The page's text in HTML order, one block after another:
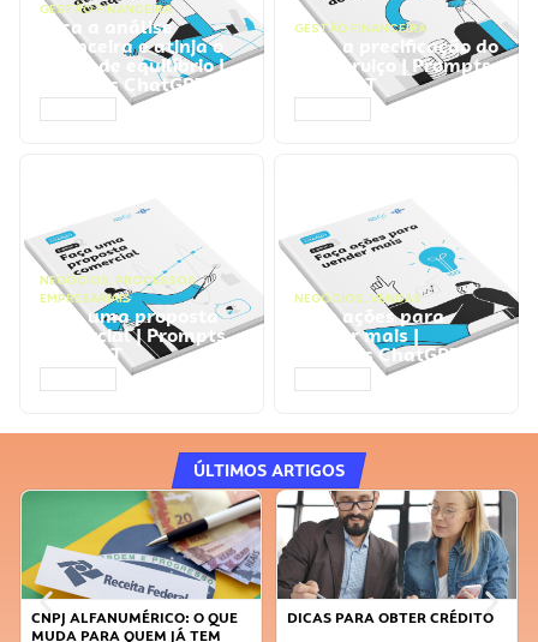
GESTÃO FINANCEIRA
Faça a análise
financeira e atinja o
ponto de equilíbrio |
Prompts ChatGPT
GESTÃO FINANCEIRA
Faça a precificação do
seu serviço | Prompts
ChatGPT
NEGÓCIOS, PROCESSOS
EMPRESARIAIS
Faça uma proposta
comercial | Prompts
ChatGPT
NEGÓCIOS, VENDAS
Faça ações para
vender mais |
Prompts ChatGPT
ÚLTIMOS ARTIGOS
CNPJ ALFANUMÉRICO: O QUE
MUDA PARA QUEM JÁ TEM
DICAS PARA OBTER CRÉDITO